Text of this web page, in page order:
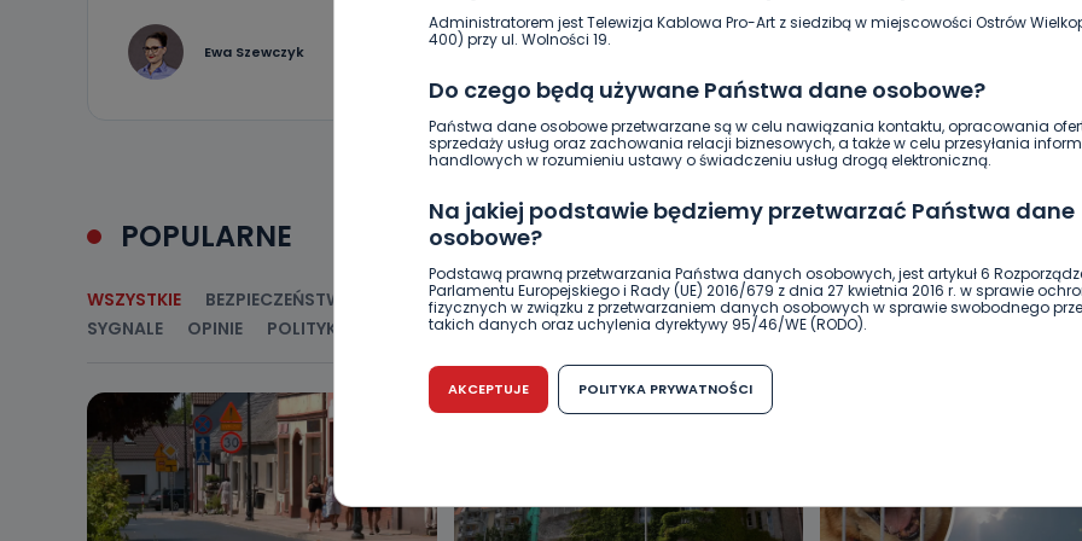
Administratorem jest Telewizja Kablowa Pro-Art z siedzibą w miejscowości Ostrów
400) przy ul. Wolności 19.
Do czego będą używane Państwa dane osobowe?
Państwa dane osobowe przetwarzane są w celu nawiązania kontaktu, opracowania
sprzedaży usług oraz zachowania relacji biznesowych, a także w celu przesyłania
handlowych w rozumieniu ustawy o świadczeniu usług drogą elektroniczną.
Na jakiej podstawie będziemy przetwarzać Państwa dane
osobowe?
Podstawą prawną przetwarzania Państwa danych osobowych, jest artykuł 6
Parlamentu Europejskiego i Rady (UE) 2016/679 z dnia 27 kwietnia 2016 r. w sprawie
fizycznych w związku z przetwarzaniem danych osobowych w sprawie swobodnego
takich danych oraz uchylenia dyrektywy 95/46/WE (RODO).
Czy jest możliwość cofnięcia zgody?
Podanie danych osobowych jest dobrowolne, nie jest wymogiem ustawowym lub
Kiedy i komu możemy przekazać Państwa dane?
AKCEPTUJE POLITYKA PRYWATNOŚCI
Ewa Szewczyk 0
POPULARNE
WSZYSTKIE BEZPIECZEŃSTWO CIEKAWOSTKI EDUKACJA GOSPODARKA I FINANSE HISTORIA
SYGNALE
OPINIE POLITYKA RELIGIA SAMORZĄD ŚRODOWISKO WASZE INFO WSZYSTKICH ŚWIĘTYCH